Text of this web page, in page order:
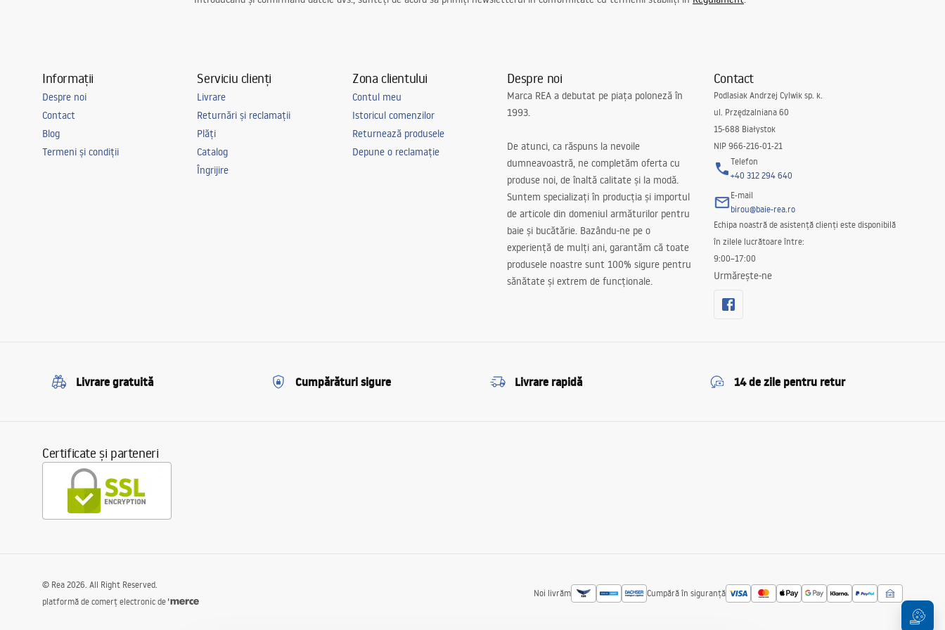
Informații
Despre noi
Contact
Blog
Termeni și condiții
Serviciu clienți
Livrare
Returnări și reclamații
Plăți
Catalog
Îngrijire
Zona clientului
Contul meu
Istoricul comenzilor
Returnează produsele
Depune o reclamație
Despre noi
Marca REA a debutat pe piața poloneză în
1993.
De atunci, ca răspuns la nevoile
dumneavoastră, ne completăm oferta cu
produse noi, de înaltă calitate și la modă.
Suntem specializați în producția și importul
de articole din domeniul armăturilor pentru
baie și bucătărie. Bazându-ne pe o
experiență de mulți ani, garantăm că toate
produsele noastre sunt 100% sigure pentru
sănătate și extrem de funcționale.
Contact
Podlasiak Andrzej Cylwik sp. k.
ul. Przędzalniana 60
15-688 Białystok
NIP 966-216-01-21
Telefon
+40 312 294 640
E-mail
birou@baie-rea.ro
Echipa noastră de asistență clienți este disponibilă
în zilele lucrătoare între:
9:00–17:00
Urmărește-ne
Livrare gratuită Cumpărături sigure Livrare rapidă 14 de zile pentru retur
Certificate și parteneri
Noi livrăm Cumpără în siguranță
© Rea 2026. All Right Reserved.
platformă de comerț electronic de